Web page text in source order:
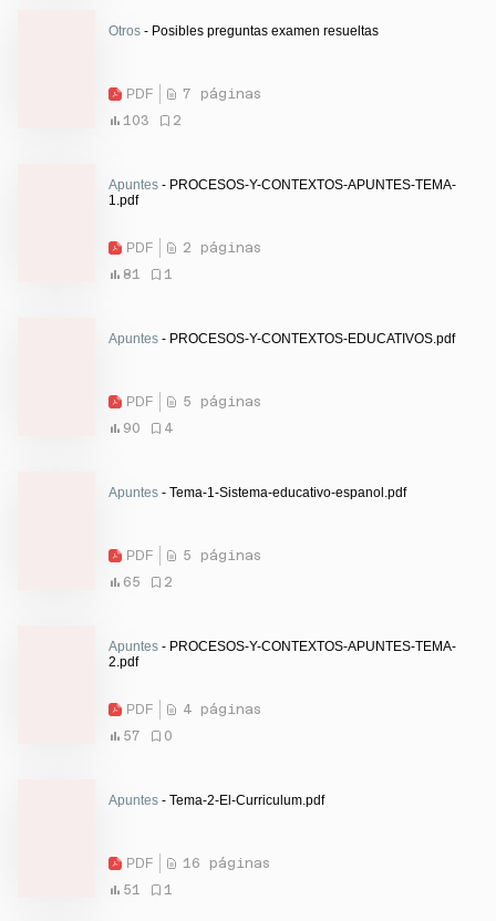
Otros - Posibles preguntas examen resueltas
PDF
7 páginas
103
2
Apuntes - PROCESOS-Y-CONTEXTOS-APUNTES-TEMA-
1.pdf
PDF
2 páginas
81
1
Apuntes - PROCESOS-Y-CONTEXTOS-EDUCATIVOS.pdf
PDF
5 páginas
90
4
Apuntes - Tema-1-Sistema-educativo-espanol.pdf
PDF
5 páginas
65
2
Apuntes - PROCESOS-Y-CONTEXTOS-APUNTES-TEMA-
2.pdf
PDF
4 páginas
57
0
Apuntes - Tema-2-El-Curriculum.pdf
PDF
16 páginas
51
1